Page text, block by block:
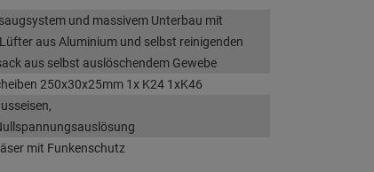
und massivem Unterbau mit
aus Aluminium und selbst reinigenden
aus selbst auslöschendem Gewebe
250x30x25mm 1x K24 1xK46
mit Funkenschutz